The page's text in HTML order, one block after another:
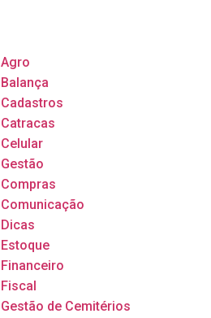
Agro
Balança
Cadastros
Catracas
Celular
Gestão
Compras
Comunicação
Dicas
Estoque
Financeiro
Fiscal
Gestão de Cemitérios